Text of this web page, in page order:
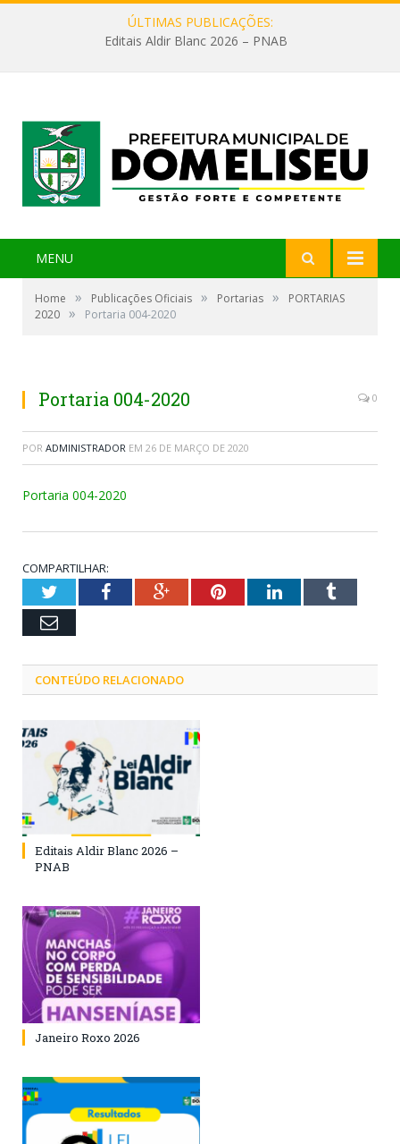
ÚLTIMAS PUBLICAÇÕES:
Editais Aldir Blanc 2026 – PNAB
MENU
Home » Publicações Oficiais » Portarias »
PORTARIAS
2020 » Portaria 004-2020
Portaria 004-2020 0
POR ADMINISTRADOR EM 26 DE MARÇO DE 2020
Portaria 004-2020
COMPARTILHAR:
TwitterFacebookGoogle+PinterestLinkedInTumblr
Email
CONTEÚDO RELACIONADO
Editais Aldir Blanc 2026 –
PNAB
Janeiro Roxo 2026